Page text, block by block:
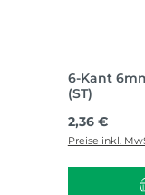
6-Kant
(ST)
Regulärer
2,36 €
Preise inkl.